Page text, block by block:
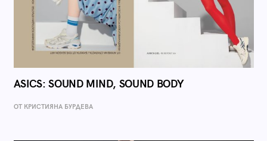
ASICS: SOUND MIND, SOUND BODY
ОТ КРИСТИЯНА БУРДЕВА